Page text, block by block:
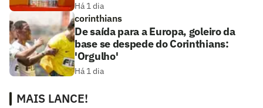
Há 1 dia
corinthians
De saída para a Europa, goleiro da
base se despede do Corinthians:
'Orgulho'
Há 1 dia
MAIS LANCE!